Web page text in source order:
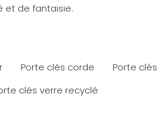
et de fantaisie.
Porte clés corde Porte
clés verre recyclé